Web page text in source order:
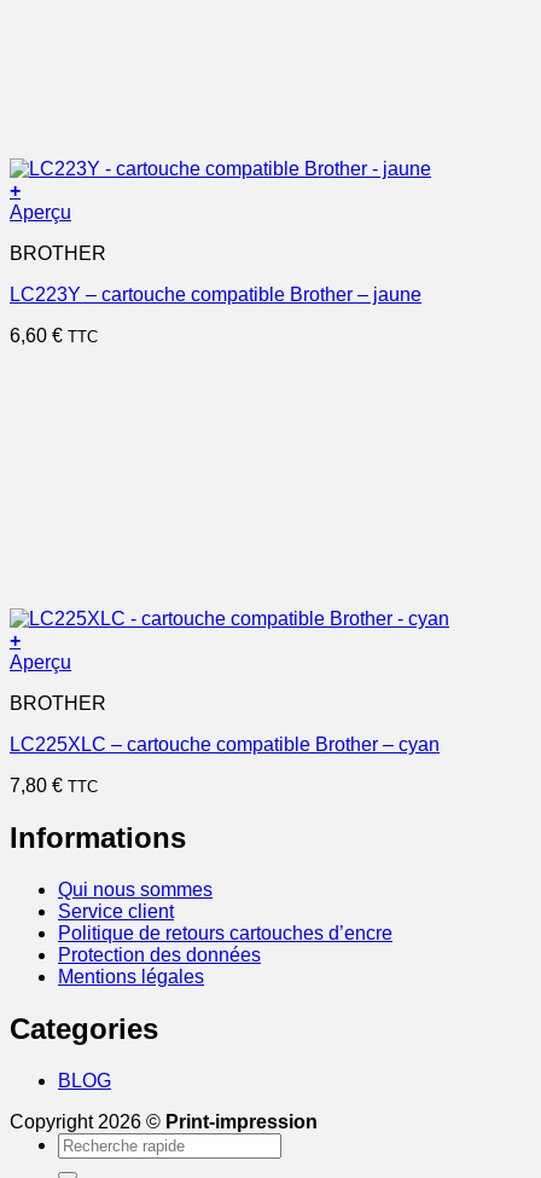
+
Aperçu
BROTHER
LC223Y – cartouche compatible Brother – jaune
6,60 € TTC
+
Aperçu
BROTHER
LC225XLC – cartouche compatible Brother – cyan
7,80 € TTC
Informations
Qui nous sommes
Service client
Politique de retours cartouches d’encre
Protection des données
Mentions légales
Categories
BLOG
Copyright 2026 © Print-impression
Recherche
pour :